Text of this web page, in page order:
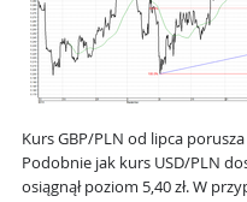
Kurs GBP/PLN od lipca
Podobnie jak kurs USD/PLN
osiągnął poziom 5,40 zł. W